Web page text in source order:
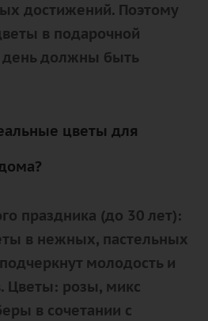
достижений. Поэтому
в подарочной
день должны быть
цветы для
праздника (до 30 лет):
в нежных, пастельных
молодость и
Цветы: розы, микс
в сочетании с